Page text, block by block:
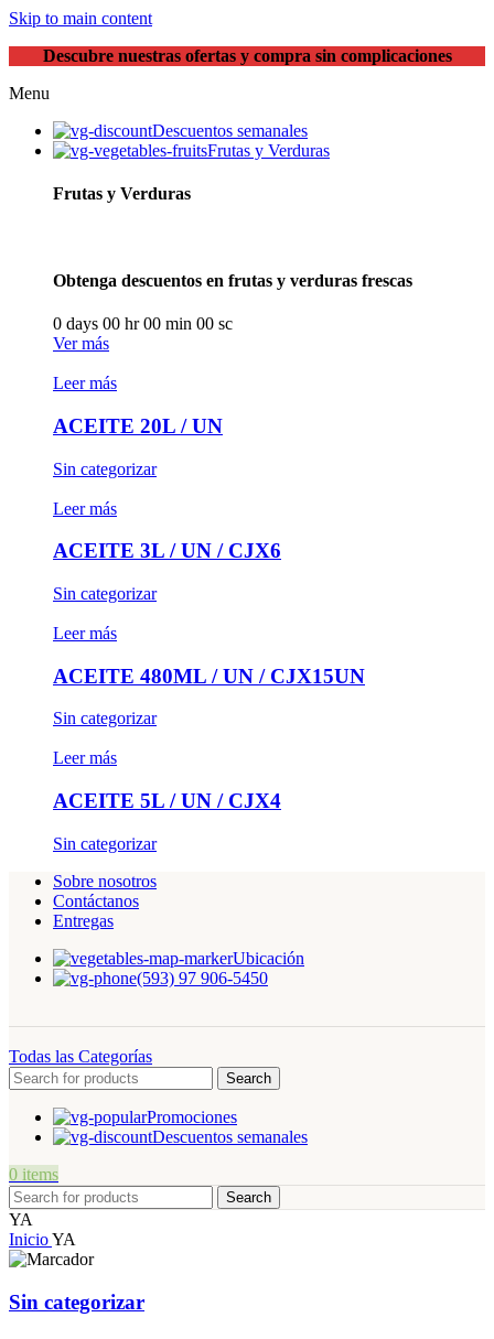
Skip to main content
Descubre nuestras ofertas y compra sin complicaciones
Menu
Descuentos semanales
Frutas y Verduras
Frutas y Verduras
Obtenga descuentos en frutas y verduras frescas
0 days 00 hr00 min 00 sc
Ver más
Leer más
ACEITE 20L / UN
Sin categorizar
Leer más
ACEITE 3L / UN / CJX6
Sin categorizar
Leer más
ACEITE 480ML / UN / CJX15UN
Sin categorizar
Leer más
ACEITE 5L / UN / CJX4
Sin categorizar
Sobre nosotros
Contáctanos
Entregas
Ubicación
(593) 97 906-5450
Todas las Categorías
Search
Promociones
Descuentos semanales
0 items
Search
YA
InicioYA
Sin categorizar